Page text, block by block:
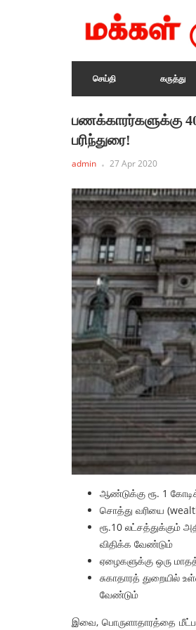
செய்தி கருத்து
பணக்காரர்களுக்கு
பரிந்துரை!
admin 27 Apr 2020
ஆண்டுக்கு ரூ. 1
சொத்து வரியை
ரூ.10 லட்சத்துக்கும்
விதிக்க வேண்டும்
ஏழைகளுக்கு ஒரு
சுகாதாரத் துறையில்
வேண்டும்
இவை, பொருளாதாரத்தை
தேர்தல்
! –